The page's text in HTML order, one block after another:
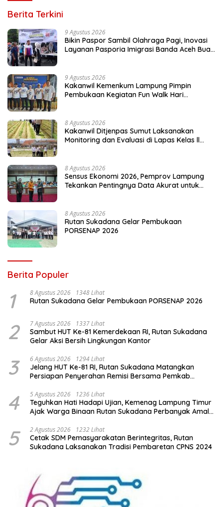
Berita Terkini
9 Agustus 2026
Bikin Paspor Sambil Olahraga Pagi, Inovasi
Layanan Pasporia Imigrasi Banda Aceh Buat
9 Agustus 2026
Kakanwil Kemenkum Lampung Pimpin
Pembukaan Kegiatan Fun Walk Hari
8 Agustus 2026
Kakanwil Ditjenpas Sumut Laksanakan
Monitoring dan Evaluasi di Lapas Kelas ll
8 Agustus 2026
Sensus Ekonomi 2026, Pemprov Lampung
Tekankan Pentingnya Data Akurat untuk
8 Agustus 2026
Rutan Sukadana Gelar Pembukaan
PORSENAP 2026
Berita Populer
1 8 Agustus 2026 1348 Lihat
Rutan Sukadana Gelar Pembukaan PORSENAP 2026
2 7 Agustus 2026 1337 Lihat
Sambut HUT Ke-81 Kemerdekaan RI, Rutan Sukadana
Gelar Aksi Bersih Lingkungan Kantor
3 6 Agustus 2026 1294 Lihat
Jelang HUT Ke-81 RI, Rutan Sukadana Matangkan
Persiapan Penyerahan Remisi Bersama Pemkab
4 5 Agustus 2026 1236 Lihat
Teguhkan Hati Hadapi Ujian, Kemenag Lampung Timur
Ajak Warga Binaan Rutan Sukadana Perbanyak Amal
5 2 Agustus 2026 1232 Lihat
Cetak SDM Pemasyarakatan Berintegritas, Rutan
Sukadana Laksanakan Tradisi Pembaretan CPNS 2024